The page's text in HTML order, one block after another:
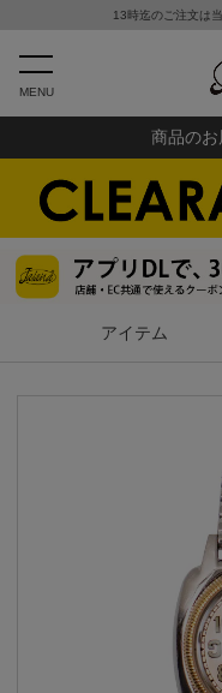
13時迄のご注文は
MENU
商品の
アイテム